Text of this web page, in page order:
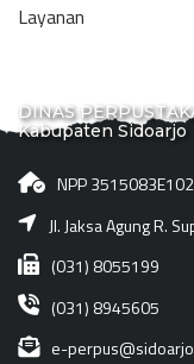
Layanan
DINAS
Kabupaten Sidoarjo
NPP
Jl. Jaksa Agung R.
(031) 8055199
(031) 8945605
e-